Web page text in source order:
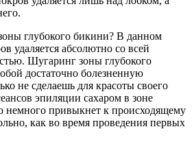
глубокого бикини? В данном
удаляется абсолютно со всей
Шугаринг зоны глубокого
достаточно болезненную
не сделаешь для красоты своего
эпиляции сахаром в зоне
немного привыкнет к происходящему
как во время проведения первых